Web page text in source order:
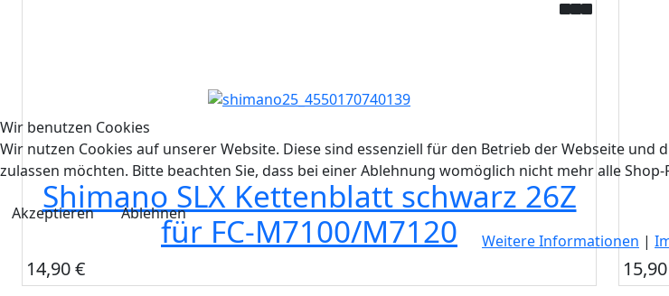
Shimano SLX Kettenblatt schwarz 26Z
für FC-M7100/M7120
14,90 €
Wir benutzen Cookies
Wir nutzen Cookies auf unserer Website. Diese sind essenziell für den Betrieb der Webseite
zulassen möchten. Bitte beachten Sie, dass bei einer Ablehnung womöglich nicht mehr alle
Akzeptieren
Ablehnen
Weitere Informationen |